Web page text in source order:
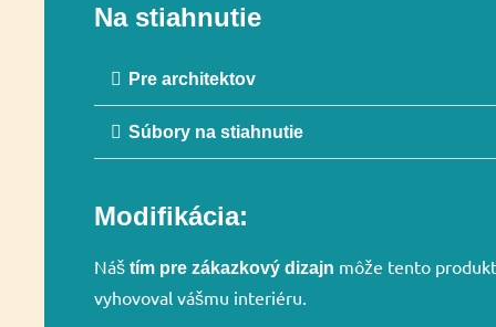
Na stiahnutie
Pre architektov
Súbory na stiahnutie
Modifikácia:
Náš tím pre zákazkový dizajn môže tento
vyhovoval vášmu interiéru.